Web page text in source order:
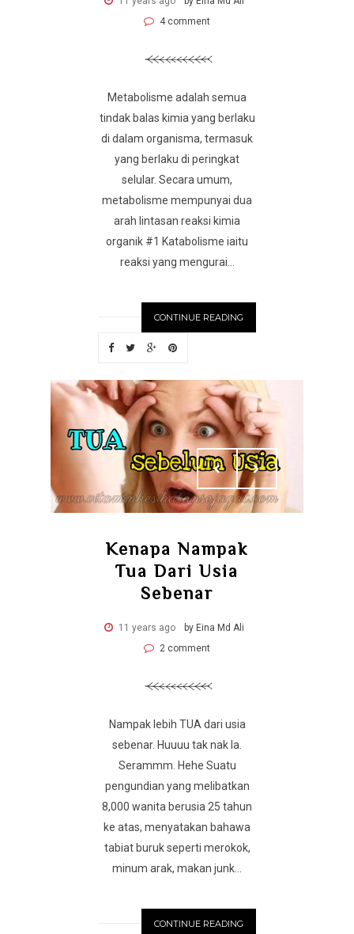
4 comment
Metabolisme adalah semua
tindak balas kimia yang berlaku
di dalam organisma, termasuk
yang berlaku di peringkat
selular. Secara umum,
metabolisme mempunyai dua
arah lintasan reaksi kimia
organik #1 Katabolisme iaitu
reaksi yang mengurai...
CONTINUE READING
Kenapa Nampak
Tua Dari Usia
Sebenar
11 years ago
by Eina Md Ali
2 comment
Nampak lebih TUA dari usia
sebenar. Huuuu tak nak la.
Serammm. Hehe Suatu
pengundian yang melibatkan
8,000 wanita berusia 25 tahun
ke atas, menyatakan bahawa
tabiat buruk seperti merokok,
minum arak, makan junk...
CONTINUE READING